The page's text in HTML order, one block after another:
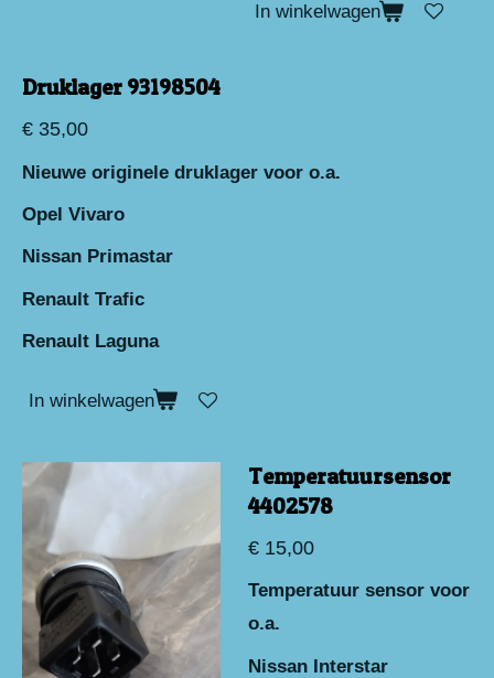
In winkelwagen
Druklager 93198504
€ 35,00
Nieuwe originele druklager voor o.a.
Opel Vivaro
Nissan Primastar
Renault Trafic
Renault Laguna
In winkelwagen
Temperatuursensor
4402578
€ 15,00
Temperatuur sensor voor
o.a.
Nissan Interstar